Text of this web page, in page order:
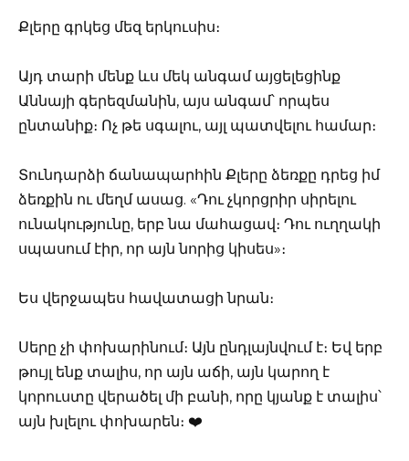
Քլերը գրկեց մեզ երկուսիս։
Այդ տարի մենք ևս մեկ անգամ այցելեցինք
Աննայի գերեզմանին, այս անգամ՝ որպես
ընտանիք։ Ոչ թե սգալու, այլ պատվելու համար։
Տունդարձի ճանապարհին Քլերը ձեռքը դրեց իմ
ձեռքին ու մեղմ ասաց. «Դու չկորցրիր սիրելու
ունակությունը, երբ նա մահացավ։ Դու ուղղակի
սպասում էիր, որ այն նորից կիսես»։
Ես վերջապես հավատացի նրան։
Սերը չի փոխարինում։ Այն ընդլայնվում է։ Եվ երբ
թույլ ենք տալիս, որ այն աճի, այն կարող է
կորուստը վերածել մի բանի, որը կյանք է տալիս՝
այն խլելու փոխարեն։ ❤️